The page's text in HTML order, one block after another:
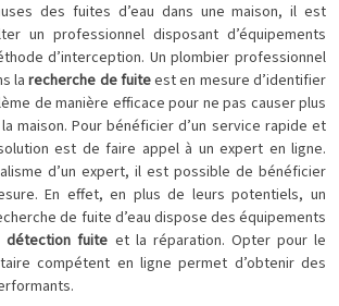
des fuites d’eau dans une maison, il est
un professionnel disposant d’équipements
d’interception. Un plombier professionnel
larecherche de fuiteest en mesure d’identifier
de manière efficace pour ne pas causer plus
maison. Pour bénéficier d’un service rapide et
est de faire appel à un expert en ligne.
d’un expert, il est possible de bénéficier
En effet, en plus de leurs potentiels, un
de fuite d’eau dispose des équipements
détection fuite et la réparation. Opter pour le
compétent en ligne permet d’obtenir des